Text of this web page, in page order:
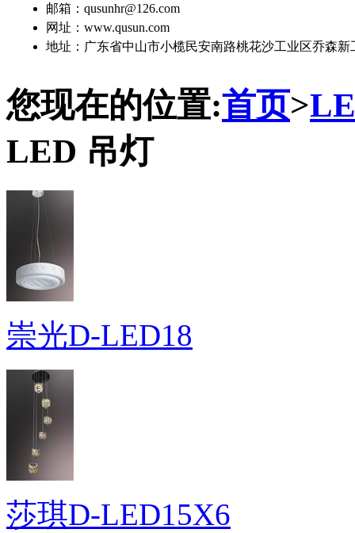
邮箱：qusunhr@126.com
网址：www.qusun.com
地址：广东省中山市小榄民安南路桃花沙工业区乔森新
您现在的位置:首页>
LED 吊灯
崇光D-LED18
莎琪D-LED15X6